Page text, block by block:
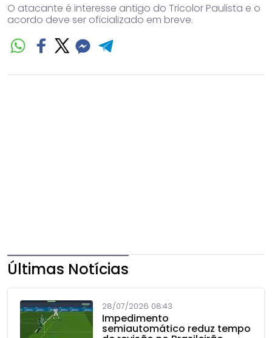
O atacante é interesse antigo do Tricolor Paulista e o
acordo deve ser oficializado em breve.
Últimas Notícias
28/07/2026 08:43
Impedimento
semiautomático reduz tempo